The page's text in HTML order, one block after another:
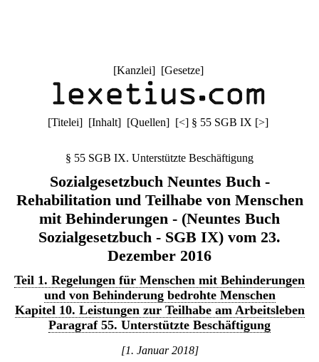
[Kanzlei] [Gesetze]
[Titelei] [Inhalt] [Quellen] [<] § 55 SGB IX [>]
§ 55 SGB IX. Unterstützte Beschäftigung
Sozialgesetzbuch Neuntes Buch -
Rehabilitation und Teilhabe von Menschen
mit Behinderungen - (Neuntes Buch
Sozialgesetzbuch - SGB IX) vom 23.
Dezember 2016
Teil 1. Regelungen für Menschen mit Behinderungen
und von Behinderung bedrohte Menschen
Kapitel 10. Leistungen zur Teilhabe am Arbeitsleben
Paragraf 55. Unterstützte Beschäftigung
[1. Januar 2018]